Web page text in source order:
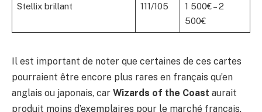
Stellix brillant 111/105
1 500€ – 2
500€
Il est important de noter que certaines de ces cartes
pourraient être encore plus rares en français qu’en
anglais ou japonais, car Wizards of the Coast aurait
produit moins d’exemplaires pour le marché français.